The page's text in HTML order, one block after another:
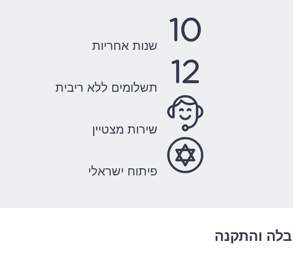
שנות אחריות
תשלומים ללא ריבית
שירות מצטיין
פיתוח ישראלי
והתקנה